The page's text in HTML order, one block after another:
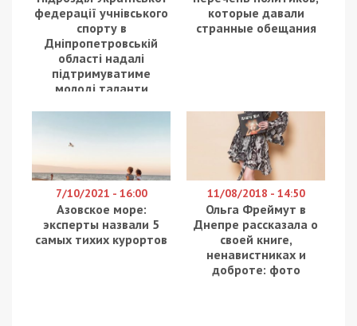
Мы за аудит государства в целом, в частности льгот и
социальных выплат, которые сейчас предоставляют
военнослужащим. Следует пересмотреть и перечень
льготников. Если это был контракт, и человек
сознательно шла на получения высокого денежного
обеспечения, продавала свою наемную силу для того,
только так, – заявила Третьякова.
Из ее слов, необходимо отказаться от
советских подходов к армии, когда блага
расписывали на бумаге и не оказывали де-факто
в полном объеме.
Раздавая льготы без ограничений, мы собираем и давим
налогами на тех, кто сейчас работает. Тем самым